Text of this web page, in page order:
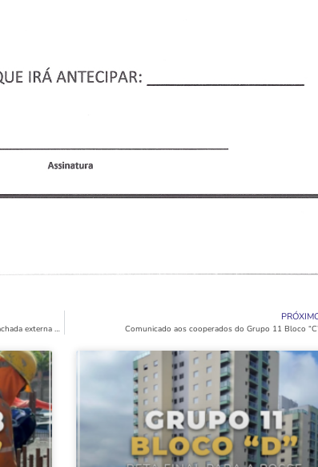
Grupo 11 bloco “C”, estamos nos acabamentos. A fachada externa está pintada, os apartamentos estão concluídos e limpos, e o elevador de serviço já está instalado e funcionando. Comunicado aos cooperados do Grupo 11 Bloco